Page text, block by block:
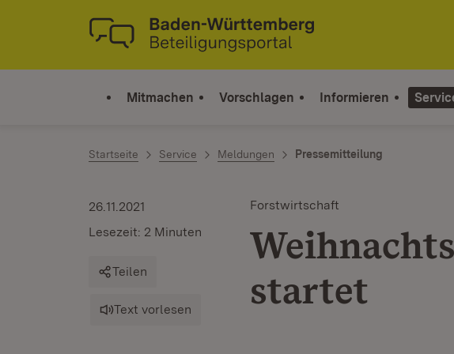
Zum Inhalt springen
Link zur Startseite
Mitmachen Vorschlagen Informieren
Startseite Service Meldungen Pressemitteilung
Forstwirtschaft
startet
26.11.2021
Lesezeit: 2 Minuten
Teilen
Text vorlesen